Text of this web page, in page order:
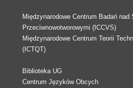
Międzynarodowe Centrum Badań nad
Przeciwnowotworowymi (ICCVS)
Międzynarodowe Centrum Teorii
(ICTQT)
Biblioteka UG
Centrum Języków Obcych